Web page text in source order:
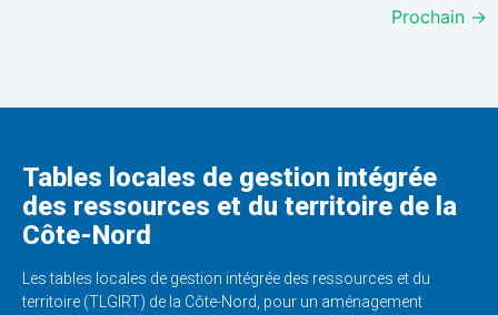
Prochain →
Tables locales de gestion intégrée
des ressources et du territoire de la
Côte-Nord
Les tables locales de gestion intégrée des ressources et du
territoire (TLGIRT) de la Côte-Nord, pour un aménagement